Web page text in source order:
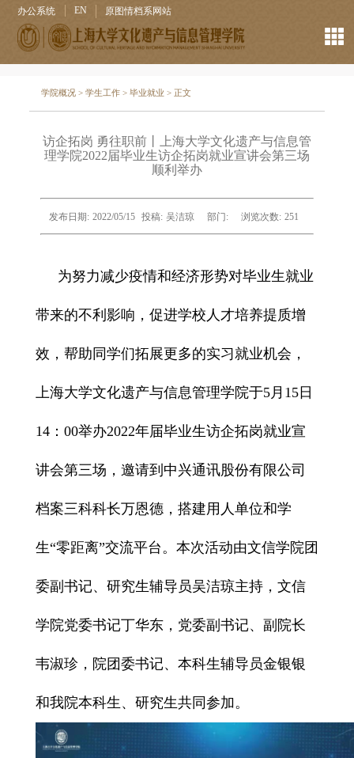
办公系统 EN 原图情档系网站
学院概况 >学生工作 >毕业就业 > 正文
访企拓岗 勇往职前丨上海大学文化遗产与信息管
理学院2022届毕业生访企拓岗就业宣讲会第三场
顺利举办
发布日期: 2022/05/15 投稿: 吴洁琼 部门: 浏览次数: 251
为努力减少疫情和经济形势对毕业生就业
带来的不利影响，促进学校 人才培养提质增
效 ，帮助同学们拓展更多的实习就业机会 ，
上海大学文化遗产与信息管理学院于5月15日
14：00举办2022年届毕业生访企拓岗就业宣
讲会第三场 ，邀请到中兴通讯股份有限公司
档案三科科长万恩德，搭建用人单位和学
生“零距离”交流平台。本次活动由文信学院团
委副书记、研究生辅导员吴洁琼主持，文信
学院党委书记丁华东，党委副书记、副院长
韦淑珍，院团委书记、本科生辅导员金银银
和我院本科生、研究生共同参加。